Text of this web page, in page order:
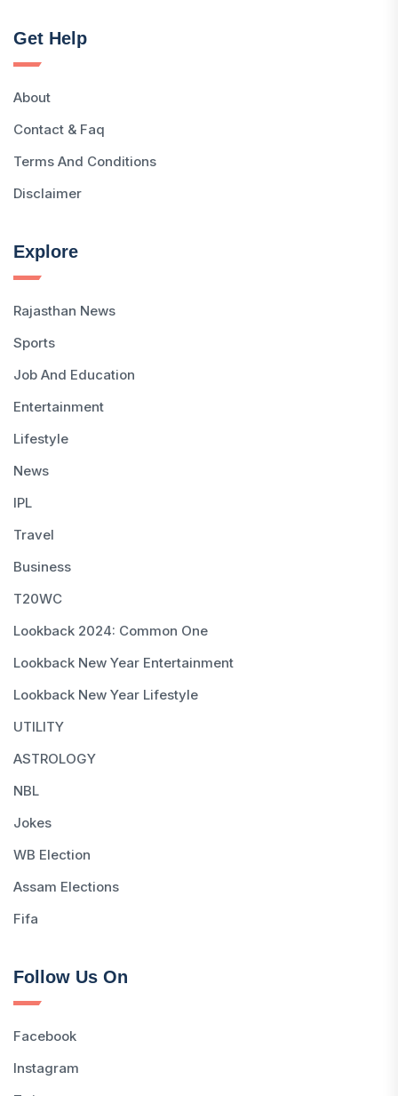
Get Help
About
Contact & Faq
Terms And Conditions
Disclaimer
Explore
Rajasthan News
Sports
Job And Education
Entertainment
Lifestyle
News
IPL
Travel
Business
T20WC
Lookback 2024: Common One
Lookback New Year Entertainment
Lookback New Year Lifestyle
UTILITY
ASTROLOGY
NBL
Jokes
WB Election
Assam Elections
Fifa
Follow Us On
Facebook
Instagram